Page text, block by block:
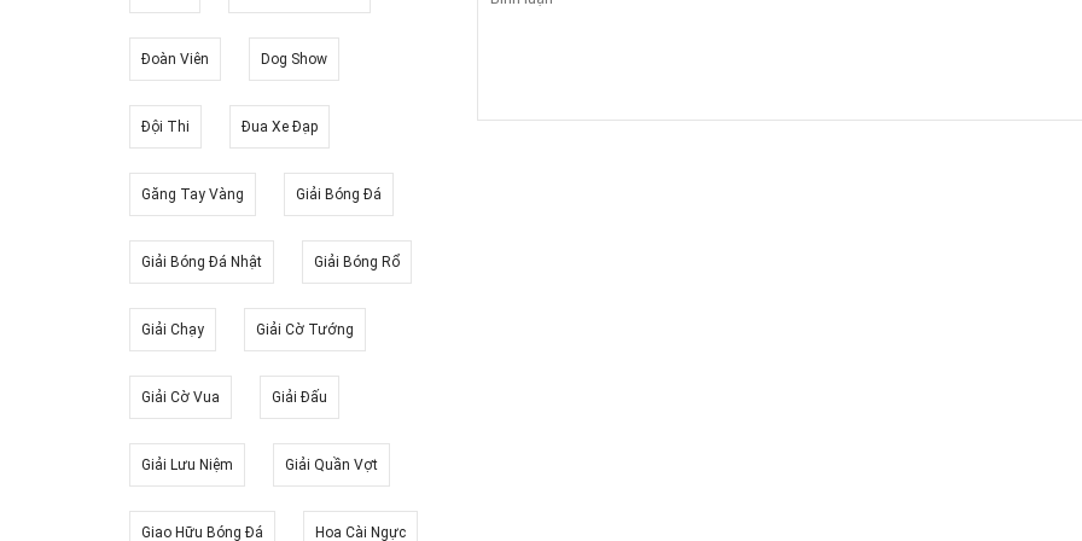
Đoàn Viên Dog Show
Đội Thi Đua Xe Đạp
Găng Tay Vàng Giải Bóng Đá
Giải Bóng Đá Nhật Giải Bóng Rổ
Giải Chạy Giải Cờ Tướng
Giải Cờ Vua Giải Đấu
Giải Lưu Niệm Giải Quần Vợt
Giao Hữu Bóng Đá Hoa Cài Ngực